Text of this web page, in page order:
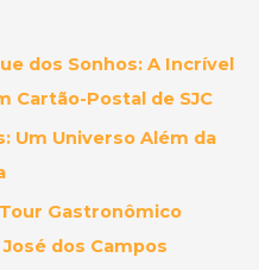
dos Sonhos: A Incrível
Cartão-Postal de SJC
Um Universo Além da
Gastronômico
dos Campos